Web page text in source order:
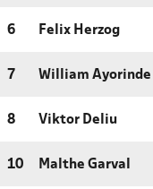
6 Felix Herzog
7 William Ayorinde
8 Viktor Deliu
10 Malthe Garval